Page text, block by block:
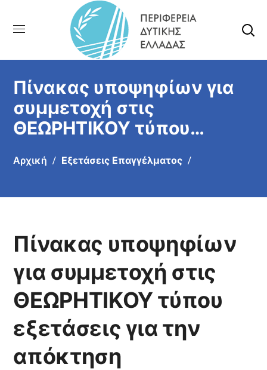
Πίνακας υποψηφίων για
συμμετοχή στις
ΘΕΩΡΗΤΙΚΟΥ τύπου
απόκτηση
Ηλεκτροσυγκολλητή Β
΄Τάξης, για την
Παρασκευή 12 Ιουνίου
2026, ώρα προσέλευσης
13.00 και ώρα εξέτασης
15.00
Αρχική Εξετάσεις Επαγγέλματος
Πίνακας υποψηφίων
για συμμετοχή στις
ΘΕΩΡΗΤΙΚΟΥ τύπου
εξετάσεις για την
απόκτηση